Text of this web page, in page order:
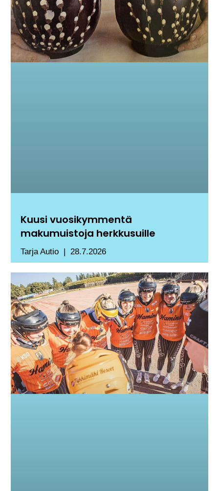
Kuusi vuosikymmentä
makumuistoja herkkusuille
Tarja Autio 28.7.2026